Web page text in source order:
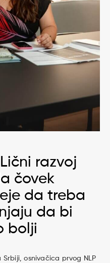
razvoj
čovek
da treba
da bi
bolji
Srbiji, osnivačica prvog NLP